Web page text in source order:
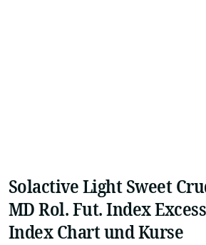
Solactive Light Sweet
MD Rol. Fut. Index
Index Chart und Kurse